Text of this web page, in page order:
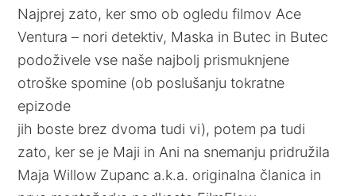
Najprej zato, ker smo ob ogledu filmov Ace
Ventura – nori detektiv, Maska in Butec in Butec
podoživele vse naše najbolj prismuknjene
otroške spomine (ob poslušanju tokratne
epizode
jih boste brez dvoma tudi vi), potem pa tudi
zato, ker se je Maji in Ani na snemanju pridružila
Maja Willow Zupanc a.k.a. originalna članica in